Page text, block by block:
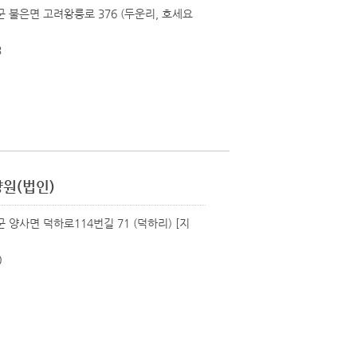
불은면 고려왕릉로 376 (두운리, 호세요
원(법인)
양사면 덕하로114번길 71 (덕하리) [지